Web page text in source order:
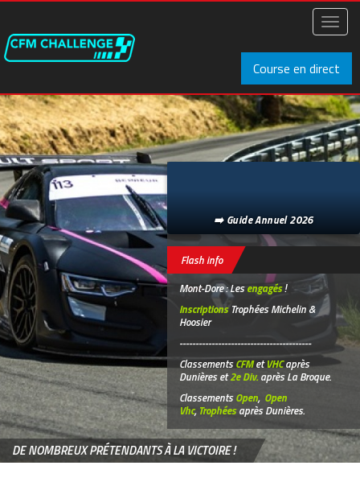
Aller
principal
Course en direct
➡️ Guide Annuel 2026
Flash info
Mont-Dore : Lesengagés!
InscriptionsTrophées Michelin &
Hoosier
-----------------------------------------
ClassementsCFMetVHCaprès
Dunières et2e Div.après La Broque.
ClassementsOpen, Open
Vhc, Trophéesaprès Dunières.
DE NOMBREUX PRÉTENDANTS À LA VICTOIRE !